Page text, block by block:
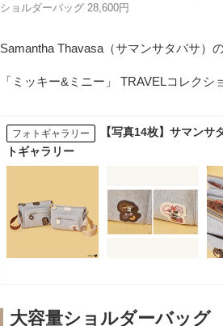
ショルダーバッグ 28,600円
Samantha Thavasa（サマンサタバサ）
「ミッキー&ミニー」 TRAVELコレクシ
フォトギャラリー
【写真14枚】サマン
トギャラリー
大容量ショルダーバッグ